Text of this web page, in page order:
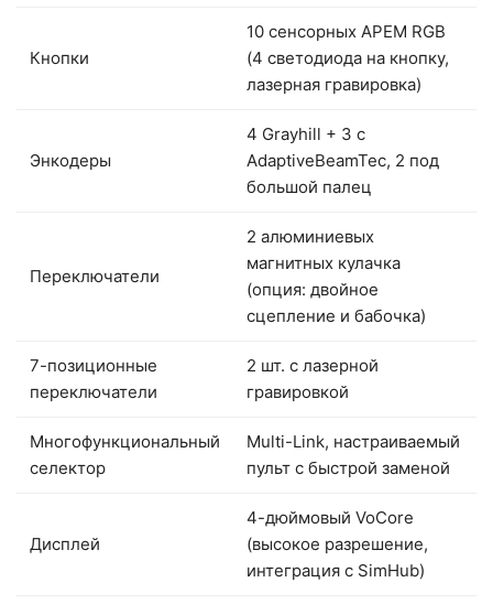
Кнопки
10 сенсорных APEM RGB
(4 светодиода на кнопку,
лазерная гравировка)
Энкодеры
4 Grayhill + 3 с
AdaptiveBeamTec, 2 под
большой палец
Переключатели
2 алюминиевых
магнитных кулачка
(опция: двойное
сцепление и бабочка)
7-позиционные
переключатели
2 шт. с лазерной
гравировкой
Многофункциональный
селектор
Multi-Link, настраиваемый
пульт с быстрой заменой
Дисплей
4-дюймовый VoCore
(высокое разрешение,
интеграция с SimHub)